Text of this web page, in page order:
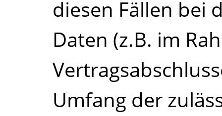
diesen Fällen bei
Daten (z.B. im
Umfang der